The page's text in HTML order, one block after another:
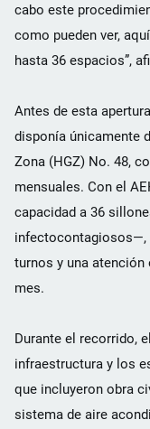
cabo este
como pueden ver,
hasta 36 espacios”,
Antes de esta
disponía únicamente
Zona (HGZ) No. 48,
mensuales. Con el
capacidad a 36
infectocontagiosos—,
turnos y una atención
mes.
Durante el recorrido,
infraestructura y los
que incluyeron obra
sistema de aire